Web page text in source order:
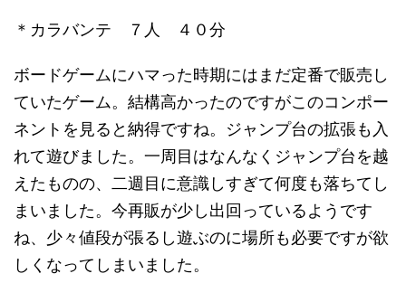
＊カラバンテ ７人 ４０分
ボードゲームにハマった時期にはまだ定番で販売し
ていたゲーム。結構高かったのですがこのコンポー
ネントを見ると納得ですね。ジャンプ台の拡張も入
れて遊びました。一周目はなんなくジャンプ台を越
えたものの、二週目に意識しすぎて何度も落ちてし
まいました。今再販が少し出回っているようです
ね、少々値段が張るし遊ぶのに場所も必要ですが欲
しくなってしまいました。